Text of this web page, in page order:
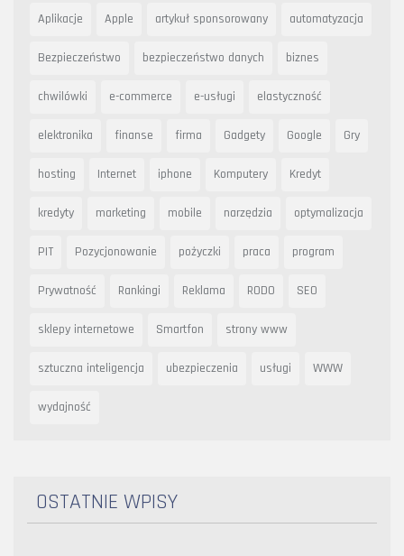
Aplikacje Apple artykuł sponsorowany automatyzacja
Bezpieczeństwo bezpieczeństwo danych biznes
chwilówki e-commerce e-usługi elastyczność
elektronika finanse firma Gadgety Google Gry
hosting Internet iphone Komputery Kredyt
kredyty marketing mobile narzędzia optymalizacja
PIT Pozycjonowanie pożyczki praca program
Prywatność Rankingi Reklama RODO SEO
sklepy internetowe Smartfon strony www
sztuczna inteligencja ubezpieczenia usługi WWW
wydajność
OSTATNIE WPISY